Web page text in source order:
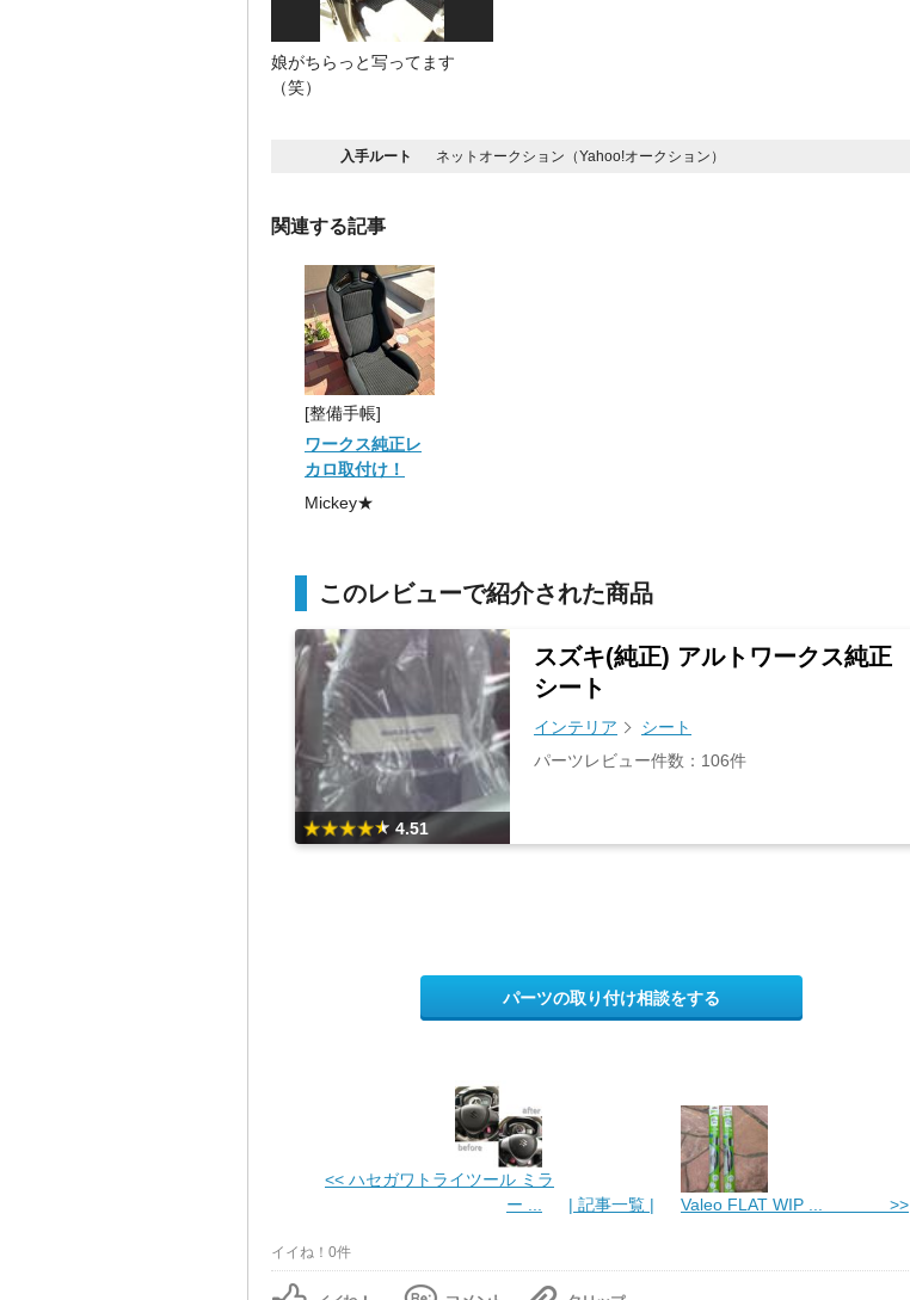
娘がちらっと写ってます
（笑）
入手ルート ネットオークション（Yahoo!オークション）
関連する記事
[整備手帳]
ワークス純正レ
カロ取付け！
Mickey★
このレビューで紹介された商品
4.51
スズキ(純正) アルトワークス純正
シート
インテリア
シート
パーツレビュー件数：106件
パーツの取り付け相談をする
<< ハセガワトライツール ミラ
ー ...
| 記事一覧 | Valeo FLAT WIP ... >>
イイね！0件